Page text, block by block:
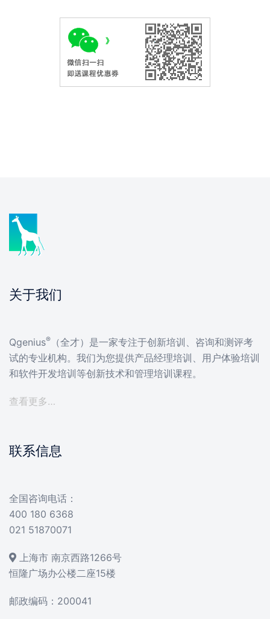
关于我们
Qgenius®
（全才）是一家专注于创新培训、咨询和测评考
试的专业机构。我们为您提供产品经理培训、用户体验培训
和软件开发培训等创新技术和管理培训课程。
查看更多…
联系信息
全国咨询电话：
400 180 6368
021 51870071
上海市 南京西路1266号
恒隆广场办公楼二座15楼
邮政编码：200041